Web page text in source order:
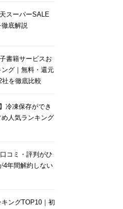
スーパーSALE
底解説
書籍サービスお
グ｜無料・還元
を徹底比較
冷凍保存ができ
人気ランキング
コミ・評判がひ
4年間解約しない
ングTOP10｜初